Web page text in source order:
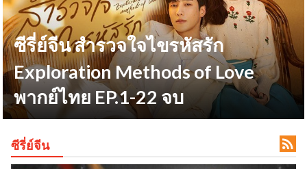
ซีรี่ย์จีน สำรวจใจไขรหัสรัก
Exploration Methods of Love
พากย์ไทย EP.1-22 จบ
ซีรี่ย์จีน 